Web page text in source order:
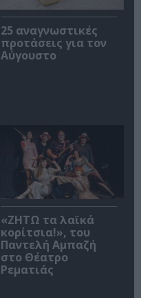
25 αναγνωστικές
προτάσεις για τον
Αύγουστο
«ΖΗΤΩ τα λαϊκά
κορίτσια!», του
Παντελή Αμπαζή
στο Θέατρο
Ρεματιάς